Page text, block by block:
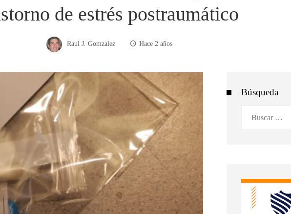
de estrés postraumático
Raul J. Gomzalez Hace 2 años
Búsqueda